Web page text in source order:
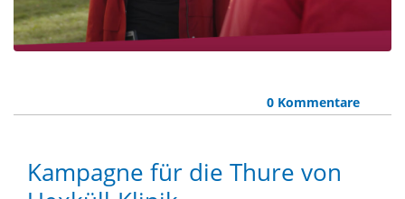
0 Kommentare
Kampagne für die Thure von